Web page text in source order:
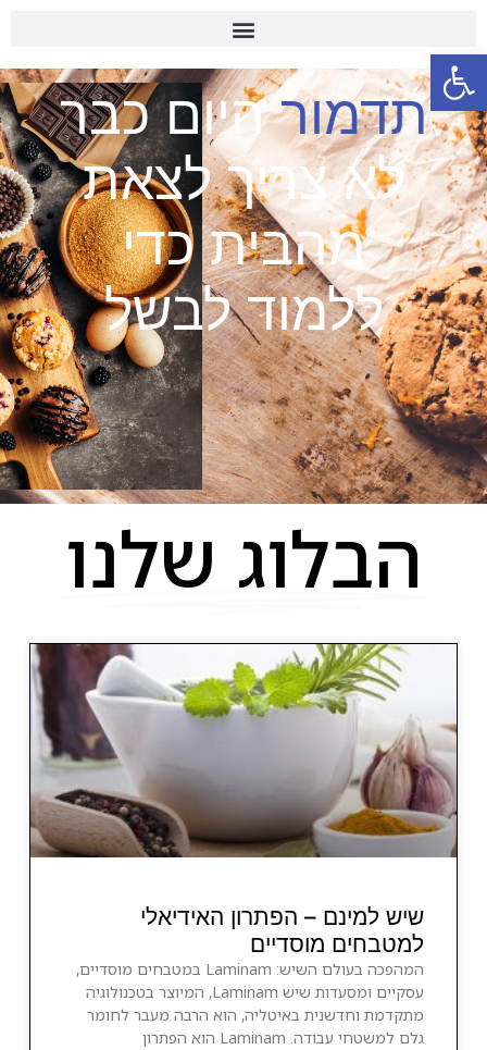
פתח סרגל נגישות
תדמור היום כבר
לא צריך לצאת
מהבית כדי
ללמוד לבשל
הבלוג שלנו
שיש למינם – הפתרון האידיאלי
למטבחים מוסדיים
המהפכה בעולם השיש: Laminam במטבחים מוסדיים,
עסקיים ומסעדות שיש Laminam, המיוצר בטכנולוגיה
מתקדמת וחדשנית באיטליה, הוא הרבה מעבר לחומר
גלם למשטחי עבודה. Laminam הוא הפתרון